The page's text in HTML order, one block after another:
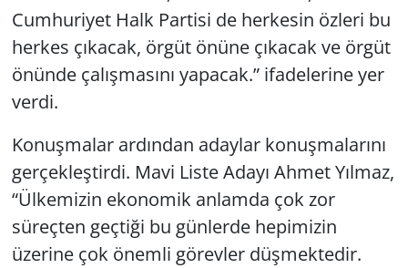
Cumhuriyet Halk Partisi de herkesin özleri bu
herkes çıkacak, örgüt önüne çıkacak ve örgüt
önünde çalışmasını yapacak.” ifadelerine yer
verdi.
Konuşmalar ardından adaylar konuşmalarını
gerçekleştirdi. Mavi Liste Adayı Ahmet Yılmaz,
“Ülkemizin ekonomik anlamda çok zor
süreçten geçtiği bu günlerde hepimizin
üzerine çok önemli görevler düşmektedir.